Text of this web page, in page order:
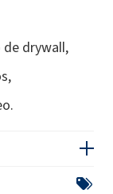
drywall,